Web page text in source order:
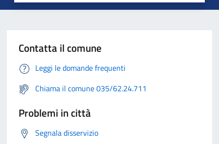
Contatta il comune
Leggi le domande frequenti
Chiama il comune 035/62.24.711
Problemi in città
Segnala disservizio